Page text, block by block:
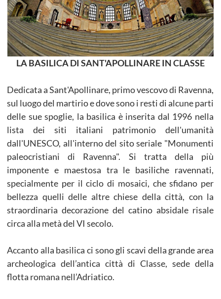
LA BASILICA DI SANT'APOLLINARE IN CLASSE
Dedicata a Sant'Apollinare, primo vescovo di Ravenna,
sul luogo del martirio e dove sono i resti di alcune parti
delle sue spoglie, la basilica è inserita dal 1996 nella
lista dei siti italiani patrimonio dell'umanità
dall'UNESCO, all'interno del sito seriale "Monumenti
paleocristiani di Ravenna". Si tratta della più
imponente e maestosa tra le basiliche ravennati,
specialmente per il ciclo di mosaici, che sfidano per
bellezza quelli delle altre chiese della città, con la
straordinaria decorazione del catino absidale risale
circa alla metà del VI secolo.
Accanto alla basilica ci sono gli scavi della grande area
archeologica dell’antica città di Classe, sede della
flotta romana nell’Adriatico.